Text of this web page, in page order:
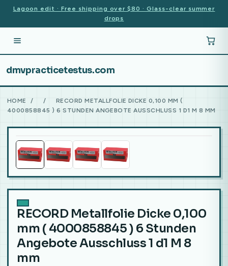
Lagoon edit · Free shipping over $80 · Glass-clear summer
drops
dmvpracticetestus.com
HOME / /
RECORD METALLFOLIE DICKE 0,100 MM (
4000858845 ) 6 STUNDEN ANGEBOTE AUSSCHLUSS 1 D1 M 8 MM
RECORD Metallfolie Dicke 0,100
mm ( 4000858845 ) 6 Stunden
Angebote Ausschluss 1 d1 M 8
mm